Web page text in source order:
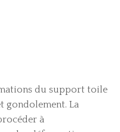
du support toile
gondolement. La
à